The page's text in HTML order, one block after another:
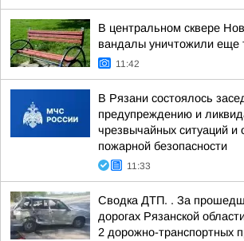
В центральном сквере
вандалы уничтожили еще
11:42
В Рязани состоялось
предупреждению и
чрезвычайных ситуаций и
пожарной безопасности
11:33
Сводка ДТП. . За
дорогах Рязанской
2 дорожно-транспортных